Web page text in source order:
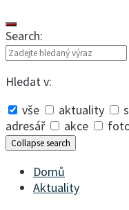
Search:
Hledat v:
vše
aktuality
adresář
akce
Collapse search
Domů
Aktuality